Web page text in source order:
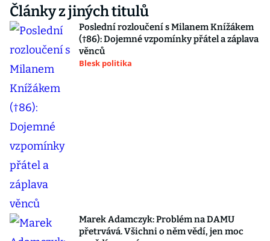
Články z jiných titulů
Poslední rozloučení s Milanem Knížákem
(†86): Dojemné vzpomínky přátel a záplava
věnců
Blesk politika
Marek Adamczyk: Problém na DAMU
přetrvává. Všichni o něm vědí, jen moc